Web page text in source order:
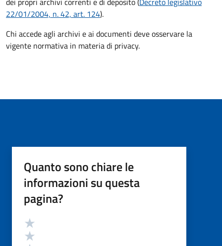
22/01/2004, n. 42, art. 124).
Chi accede agli archivi e ai documenti deve osservare la
vigente normativa in materia di privacy.
Quanto sono chiare le
informazioni su questa
pagina?
Valutazione